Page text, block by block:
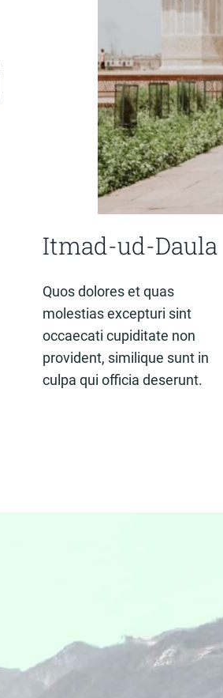
Itmad-ud-Daula
Quos dolores et quas
molestias excepturi sint
occaecati cupiditate non
provident, similique sunt in
culpa qui officia deserunt.